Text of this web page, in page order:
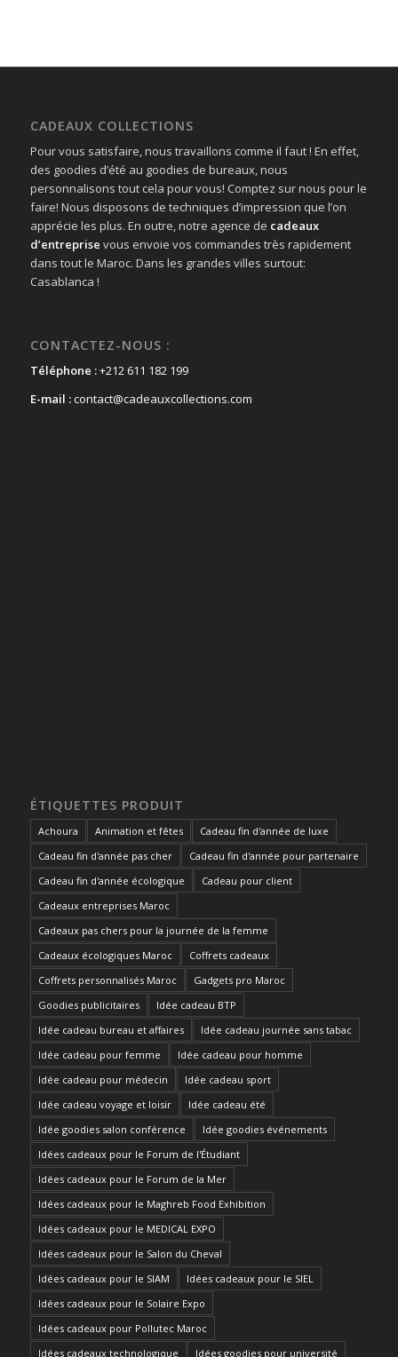
CADEAUX COLLECTIONS
Pour vous satisfaire, nous travaillons comme il faut ! En effet,
des goodies d’été au goodies de bureaux, nous
personnalisons tout cela pour vous! Comptez sur nous pour le
faire! Nous disposons de techniques d’impression que l’on
apprécie les plus. En outre, notre agence de cadeaux
d’entreprise vous envoie vos commandes très rapidement
dans tout le Maroc. Dans les grandes villes surtout:
Casablanca !
CONTACTEZ-NOUS :
Téléphone :+212 611 182 199
E-mail :contact@cadeauxcollections.com
ÉTIQUETTES PRODUIT
Achoura Animation et fêtes
Cadeau fin d'année de luxe
Cadeau fin d'année pas cher
Cadeau fin d'année pour partenaire
Cadeau fin d'année écologique
Cadeau pour client
Cadeaux entreprises Maroc
Cadeaux pas chers pour la journée de la femme
Cadeaux écologiques Maroc
Coffrets cadeaux
Coffrets personnalisés Maroc
Gadgets pro Maroc
Goodies publicitaires
Idée cadeau BTP
Idée cadeau bureau et affaires
Idée cadeau journée sans tabac
Idée cadeau pour femme
Idée cadeau pour homme
Idée cadeau pour médecin
Idée cadeau sport
Idée cadeau voyage et loisir
Idée cadeau été
Idée goodies salon conférence
Idée goodies événements
Idées cadeaux pour le Forum de l'Étudiant
Idées cadeaux pour le Forum de la Mer
Idées cadeaux pour le Maghreb Food Exhibition
Idées cadeaux pour le MEDICAL EXPO
Idées cadeaux pour le Salon du Cheval
Idées cadeaux pour le SIAM
Idées cadeaux pour le SIEL
Idées cadeaux pour le Solaire Expo
Idées cadeaux pour Pollutec Maroc
Idées cadeaux technologique
Idées goodies pour université